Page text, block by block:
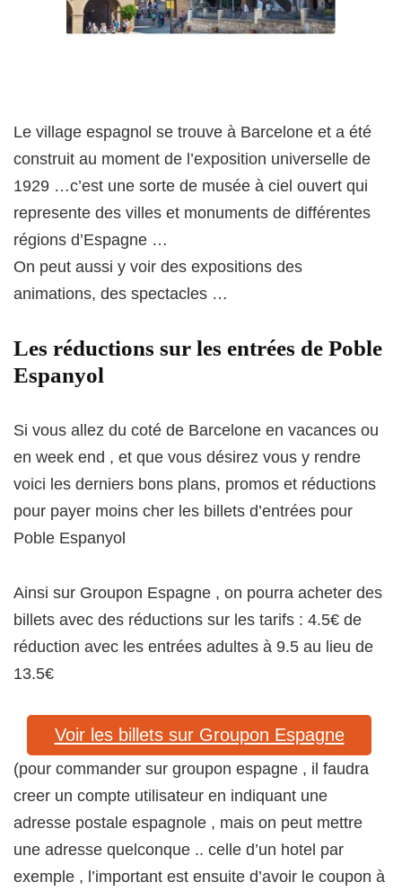
Le village espagnol se trouve à Barcelone et a été
construit au moment de l’exposition universelle de
1929 …c’est une sorte de musée à ciel ouvert qui
represente des villes et monuments de différentes
régions d’Espagne …
On peut aussi y voir des expositions des
animations, des spectacles …
Les réductions sur les entrées de Poble
Espanyol
Si vous allez du coté de Barcelone en vacances ou
en week end , et que vous désirez vous y rendre
voici les derniers bons plans, promos et réductions
pour payer moins cher les billets d’entrées pour
Poble Espanyol
Ainsi sur Groupon Espagne , on pourra acheter des
billets avec des réductions sur les tarifs : 4.5€ de
réduction avec les entrées adultes à 9.5 au lieu de
13.5€
Voir les billets sur Groupon Espagne
(pour commander sur groupon espagne , il faudra
creer un compte utilisateur en indiquant une
adresse postale espagnole , mais on peut mettre
une adresse quelconque .. celle d’un hotel par
exemple , l’important est ensuite d’avoir le coupon à